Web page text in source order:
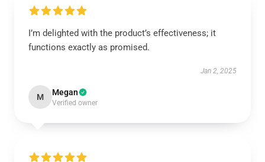
I’m delighted with the product’s effectiveness; it
functions exactly as promised.
Jan 2, 2025
M Megan
Verified owner